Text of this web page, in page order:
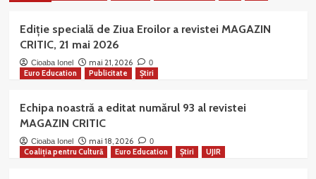
Ediție specială de Ziua Eroilor a revistei MAGAZIN
CRITIC, 21 mai 2026
Cioaba Ionel mai 21, 2026 0
Euro Education Publicitate Știri
Echipa noastră a editat numărul 93 al revistei
MAGAZIN CRITIC
Cioaba Ionel mai 18, 2026 0
Coaliția pentru Cultură Euro Education Știri UJIR